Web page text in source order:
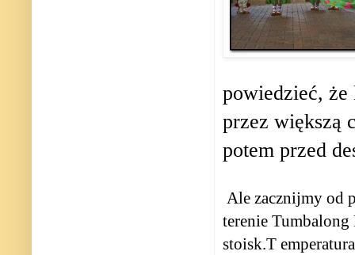
powiedzieć, że
przez większą
potem przed
Ale zacznijmy od
terenie Tumbalong
stoisk.T